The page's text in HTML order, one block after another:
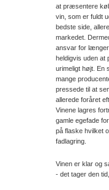
at præsentere
vin, som er fuldt
bedste side,
markedet.
ansvar for
heldigvis uden at
urimeligt højt. En
mange
pressede til at
allerede foråret
Vinene lagres
gamle egefade
på flaske hvilket
fadlagring.
Vinen er klar og
- det tager den